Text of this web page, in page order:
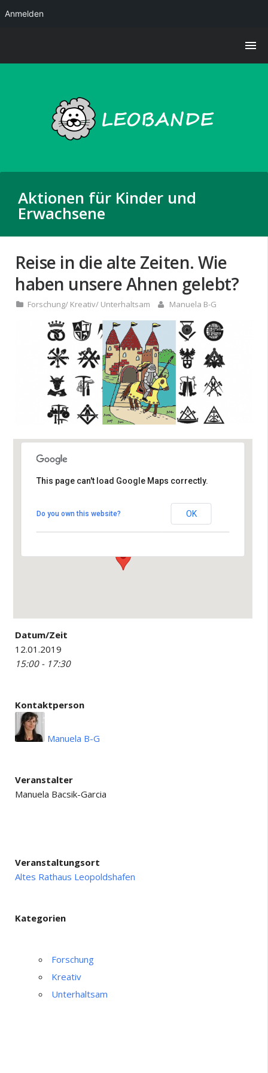
Aktionen für Kinder und
Erwachsene
Reise in die alte Zeiten. Wie
haben unsere Ahnen gelebt?
Forschung/ Kreativ/ Unterhaltsam Manuela B-G
Leopoldsstrasse 40 - Eggenstein-
Leopoldshafen
Veranstaltungen
This page can't load Google Maps correctly.
Do you own this website? OK
Datum/Zeit
12.01.2019
15:00 - 17:30
Kontaktperson
Manuela B-G
Veranstalter
Manuela Bacsik-Garcia
Veranstaltungsort
Altes Rathaus Leopoldshafen
Kategorien
Forschung
Kreativ
Unterhaltsam
Anmelden